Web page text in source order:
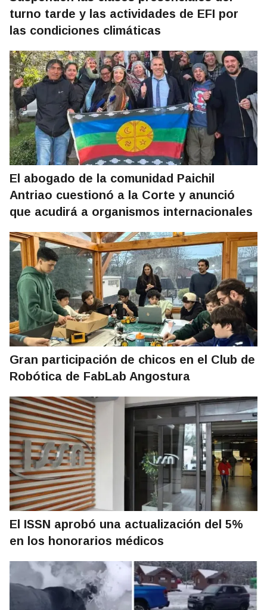
turno tarde y las actividades de EFI por
las condiciones climáticas
El abogado de la comunidad Paichil
Antriao cuestionó a la Corte y anunció
que acudirá a organismos internacionales
Gran participación de chicos en el Club de
Robótica de FabLab Angostura
El ISSN aprobó una actualización del 5%
en los honorarios médicos